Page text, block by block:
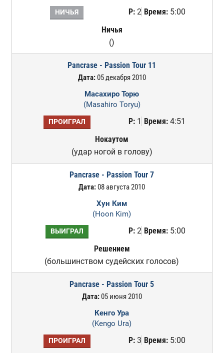
НИЧЬЯ Р:2 Время:5:00
Ничья
()
Pancrase - Passion Tour 11
Дата:05 декабря 2010
Масахиро Торю
(Masahiro Toryu)
ПРОИГРАЛ Р:1 Время:4:51
Нокаутом
(удар ногой в голову)
Pancrase - Passion Tour 7
Дата:08 августа 2010
Хун Ким
(Hoon Kim)
ВЫИГРАЛ Р:2 Время:5:00
Решением
(большинством судейских голосов)
Pancrase - Passion Tour 5
Дата:05 июня 2010
Кенго Ура
(Kengo Ura)
ПРОИГРАЛ Р:3 Время:5:00